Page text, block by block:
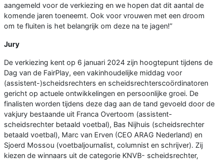
aangemeld voor de verkiezing en we hopen dat dit aantal de
komende jaren toeneemt. Ook voor vrouwen met een droom
om te fluiten is het belangrijk om deze na te jagen!”
Jury
De verkiezing kent op 6 januari 2024 zijn hoogtepunt tijdens de
Dag van de FairPlay, een vakinhoudelijke middag voor
(assistent-)scheidsrechters en scheidsrechterscoördinatoren
gericht op actuele ontwikkelingen en persoonlijke groei. De
finalisten worden tijdens deze dag aan de tand gevoeld door de
vakjury bestaande uit Franca Overtoom (assistent-
scheidsrechter betaald voetbal), Bas Nijhuis (scheidsrechter
betaald voetbal), Marc van Erven (CEO ARAG Nederland) en
Sjoerd Mossou (voetbaljournalist, columnist en schrijver). Zij
kiezen de winnaars uit de categorie KNVB- scheidsrechter,